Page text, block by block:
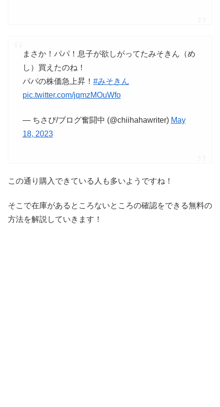
まさか！パパ！息子が欲しがってたみそきん（め
し）買えたのね！
パパの株価急上昇！ #みそきん
pic.twitter.com/jqmzMOuWfo
— ちさぴ/ブログ奮闘中 (@chiihahawriter) May
18, 2023
この通り購入できている人も多いようですね！
そこで在庫があるところないところの確認をできる無料の
方法を解説していきます！